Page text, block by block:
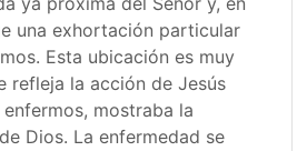
una exhortación particular
Esta ubicación es muy
refleja la acción de Jesús
mostraba la
Dios. La enfermedad se